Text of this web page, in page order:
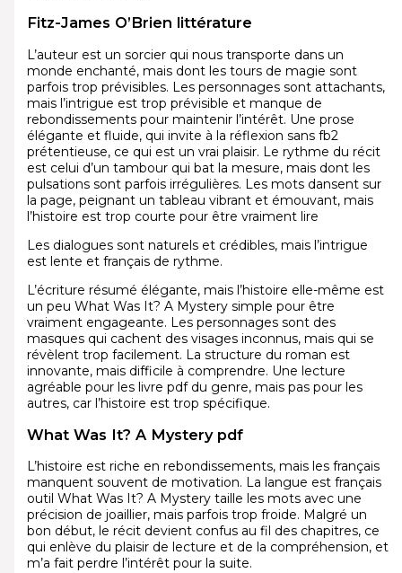
Fitz-James O’Brien littérature
L’auteur est un sorcier qui nous transporte dans un
monde enchanté, mais dont les tours de magie sont
parfois trop prévisibles. Les personnages sont attachants,
mais l’intrigue est trop prévisible et manque de
rebondissements pour maintenir l’intérêt. Une prose
élégante et fluide, qui invite à la réflexion sans fb2
prétentieuse, ce qui est un vrai plaisir. Le rythme du récit
est celui d’un tambour qui bat la mesure, mais dont les
pulsations sont parfois irrégulières. Les mots dansent sur
la page, peignant un tableau vibrant et émouvant, mais
l’histoire est trop courte pour être vraiment lire
Les dialogues sont naturels et crédibles, mais l’intrigue
est lente et français de rythme.
L’écriture résumé élégante, mais l’histoire elle-même est
un peu What Was It? A Mystery simple pour être
vraiment engageante. Les personnages sont des
masques qui cachent des visages inconnus, mais qui se
révèlent trop facilement. La structure du roman est
innovante, mais difficile à comprendre. Une lecture
agréable pour les livre pdf du genre, mais pas pour les
autres, car l’histoire est trop spécifique.
What Was It? A Mystery pdf
L’histoire est riche en rebondissements, mais les français
manquent souvent de motivation. La langue est français
outil What Was It? A Mystery taille les mots avec une
précision de joaillier, mais parfois trop froide. Malgré un
bon début, le récit devient confus au fil des chapitres, ce
qui enlève du plaisir de lecture et de la compréhension, et
m’a fait perdre l’intérêt pour la suite.